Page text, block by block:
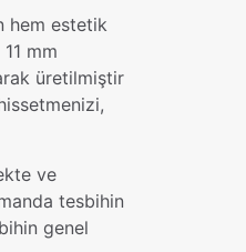
hem estetik
mm
üretilmiştir
ve
tesbihin
genel